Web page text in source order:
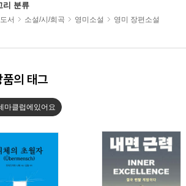
리 분류
서 소설/시/희곡 영미소설 영미 장편소설
품의 태그
마클럽에있어요